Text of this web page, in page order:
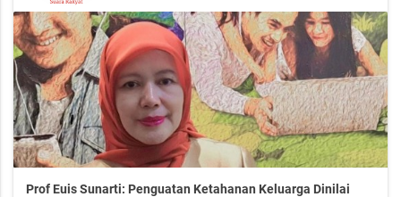
Prof Euis Sunarti: Penguatan Ketahanan Keluarga Dinilai